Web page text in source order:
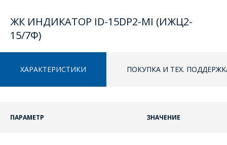
ЖК ИНДИКАТОР ID-15DP2-MI (ИЖЦ2-
15/7Ф)
ХАРАКТЕРИСТИКИ ПОКУПКА И ТЕХ.
ПАРАМЕТР ЗНАЧЕНИЕ